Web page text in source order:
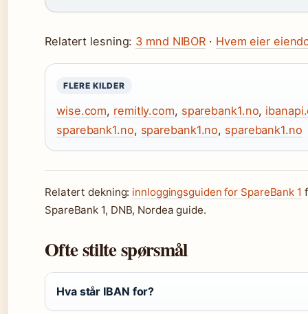
Relatert lesning: 3 mnd NIBOR · Hvem eier
FLERE KILDER
wise.com, remitly.com, sparebank1.no,
sparebank1.no, sparebank1.no, sparebank1.no
Relatert dekning: innloggingsguiden for SpareBank 1
SpareBank 1, DNB, Nordea guide.
Ofte stilte spørsmål
Hva står IBAN for?